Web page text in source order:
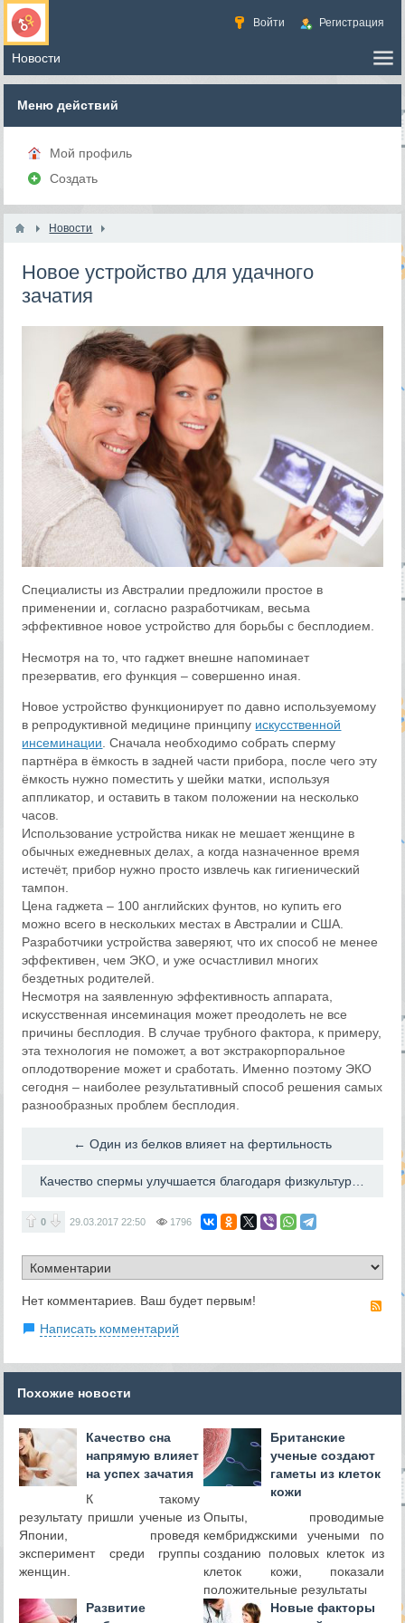
Войти Регистрация
Меню действий
Мой профиль
Создать
Новости
Новое устройство для удачного
зачатия
Специалисты из Австралии предложили простое в
применении и, согласно разработчикам, весьма
эффективное новое устройство для борьбы с бесплодием.
Несмотря на то, что гаджет внешне напоминает
презерватив, его функция – совершенно иная.
Новое устройство функционирует по давно используемому
в репродуктивной медицине принципу искусственной
инсеминации . Сначала необходимо собрать сперму
партнёра в ёмкость в задней части прибора, после чего эту
ёмкость нужно поместить у шейки матки, используя
аппликатор, и оставить в таком положении на несколько
часов.
Использование устройства никак не мешает женщине в
обычных ежедневных делах, а когда назначенное время
истечёт, прибор нужно просто извлечь как гигиенический
тампон.
Цена гаджета – 100 английских фунтов, но купить его
можно всего в нескольких местах в Австралии и США.
Разработчики устройства заверяют, что их способ не менее
эффективен, чем ЭКО, и уже осчастливил многих
бездетных родителей.
Несмотря на заявленную эффективность аппарата,
искусственная инсеминация может преодолеть не все
причины бесплодия. В случае трубного фактора, к примеру,
эта технология не поможет, а вот экстракорпоральное
оплодотворение может и сработать. Именно поэтому ЭКО
сегодня – наиболее результативный способ решения самых
разнообразных проблем бесплодия.
← Один из белков влияет на фертильность
0 29.03.2017 22:50 1796
Нет комментариев. Ваш будет первым!
Написать комментарий
Похожие новости
Качество сна
напрямую влияет
на успех зачатия
К такому
результату пришли ученые из
Японии, проведя
эксперимент среди группы
женщин.
Британские
ученые создают
гаметы из клеток
кожи
Опыты, проводимые
кембриджскими учеными по
созданию половых клеток из
клеток кожи, показали
положительные результаты
Развитие
Новые факторы